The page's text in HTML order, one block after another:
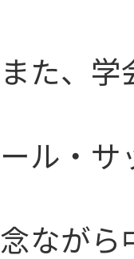
また、
ール・サ
念ながら